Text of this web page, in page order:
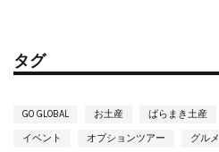
タグ
GO GLOBAL お土産 ばらまき土産
イベント オプションツアー グルメ